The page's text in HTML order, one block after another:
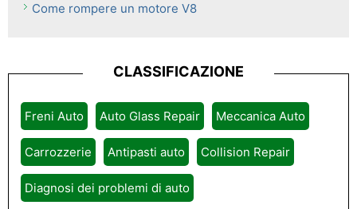
Come rompere un motore V8
CLASSIFICAZIONE
Freni Auto Auto Glass Repair Meccanica Auto
Carrozzerie Antipasti auto Collision Repair
Diagnosi dei problemi di auto